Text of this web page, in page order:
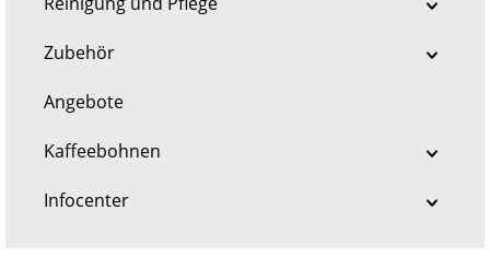
Zubehör
Angebote
Kaffeebohnen
Infocenter